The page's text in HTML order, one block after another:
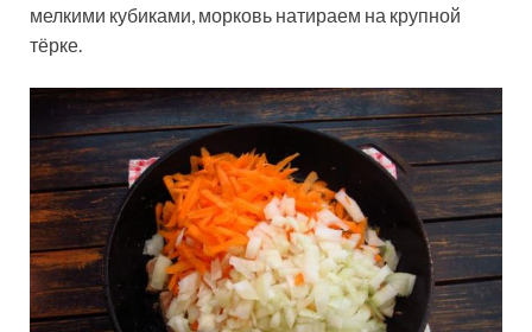
мелкими кубиками, морковь натираем на крупной
тёрке.